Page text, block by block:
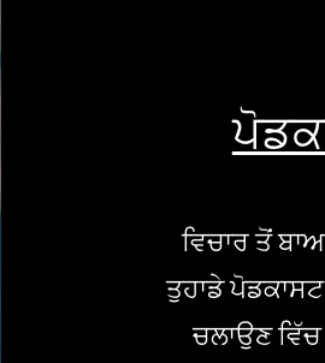
ਵਿਚਾਰ ਤੋਂ
ਤੁਹਾਡੇ
ਚਲਾਉਣ